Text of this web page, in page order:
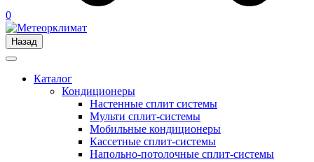
0
Назад
Каталог
Кондиционеры
Настенные сплит системы
Мульти сплит-системы
Мобильные кондиционеры
Кассетные сплит-системы
Напольно-потолочные сплит-системы